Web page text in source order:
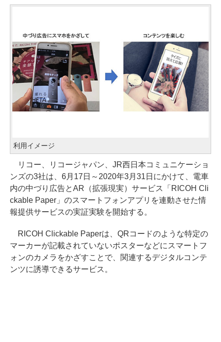
利用イメージ
リコー、リコージャパン、JR西日本コミュニケーショ
ンズの3社は、6月17日～2020年3月31日にかけて、電車
内の中づり広告とAR（拡張現実）サービス「RICOH Cli
ckable Paper」のスマートフォンアプリを連動させた情
報提供サービスの実証実験を開始する。
RICOH Clickable Paperは、QRコードのような特定の
マーカーが記載されていないポスターなどにスマートフ
ォンのカメラをかざすことで、関連するデジタルコンテ
ンツに誘導できるサービス。